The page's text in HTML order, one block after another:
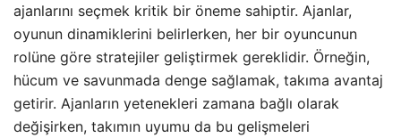
ajanlarını seçmek kritik bir öneme sahiptir. Ajanlar,
oyunun dinamiklerini belirlerken, her bir oyuncunun
rolüne göre stratejiler geliştirmek gereklidir. Örneğin,
hücum ve savunmada denge sağlamak, takıma avantaj
getirir. Ajanların yetenekleri zamana bağlı olarak
değişirken, takımın uyumu da bu gelişmeleri